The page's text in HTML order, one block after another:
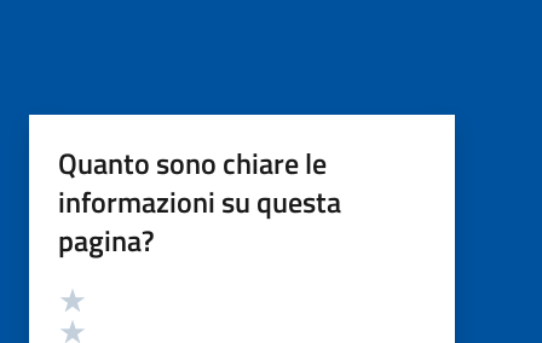
Quanto sono chiare le
informazioni su questa
pagina?
Valutazione